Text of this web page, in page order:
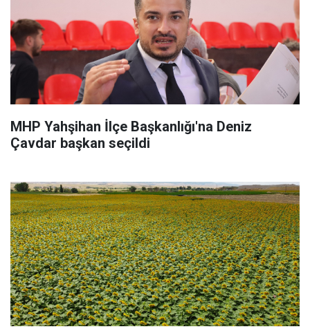
MHP Yahşihan İlçe Başkanlığı'na Deniz
Çavdar başkan seçildi